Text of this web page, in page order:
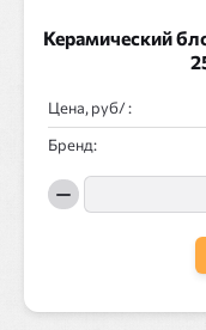
Керамический
Цена, руб/ :
Бренд: